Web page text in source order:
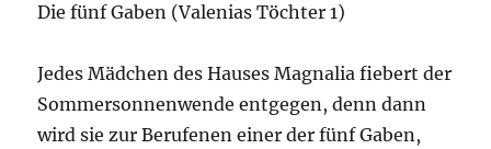
Die fünf Gaben (Vale­ni­as Töch­ter 1)
Jedes Mäd­chen des Hau­ses Magna­lia fie­bert der
Som­mer­son­nen­wen­de ent­ge­gen, denn dann
wird sie zur Beru­fe­nen einer der fünf Gaben,